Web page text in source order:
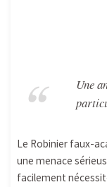
Une
Le Robinier faux-
une menace
facilement